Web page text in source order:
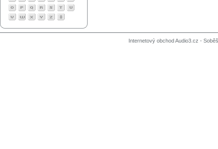
Internetový obchod Audio3.cz -